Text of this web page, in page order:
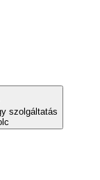
szolgáltatás